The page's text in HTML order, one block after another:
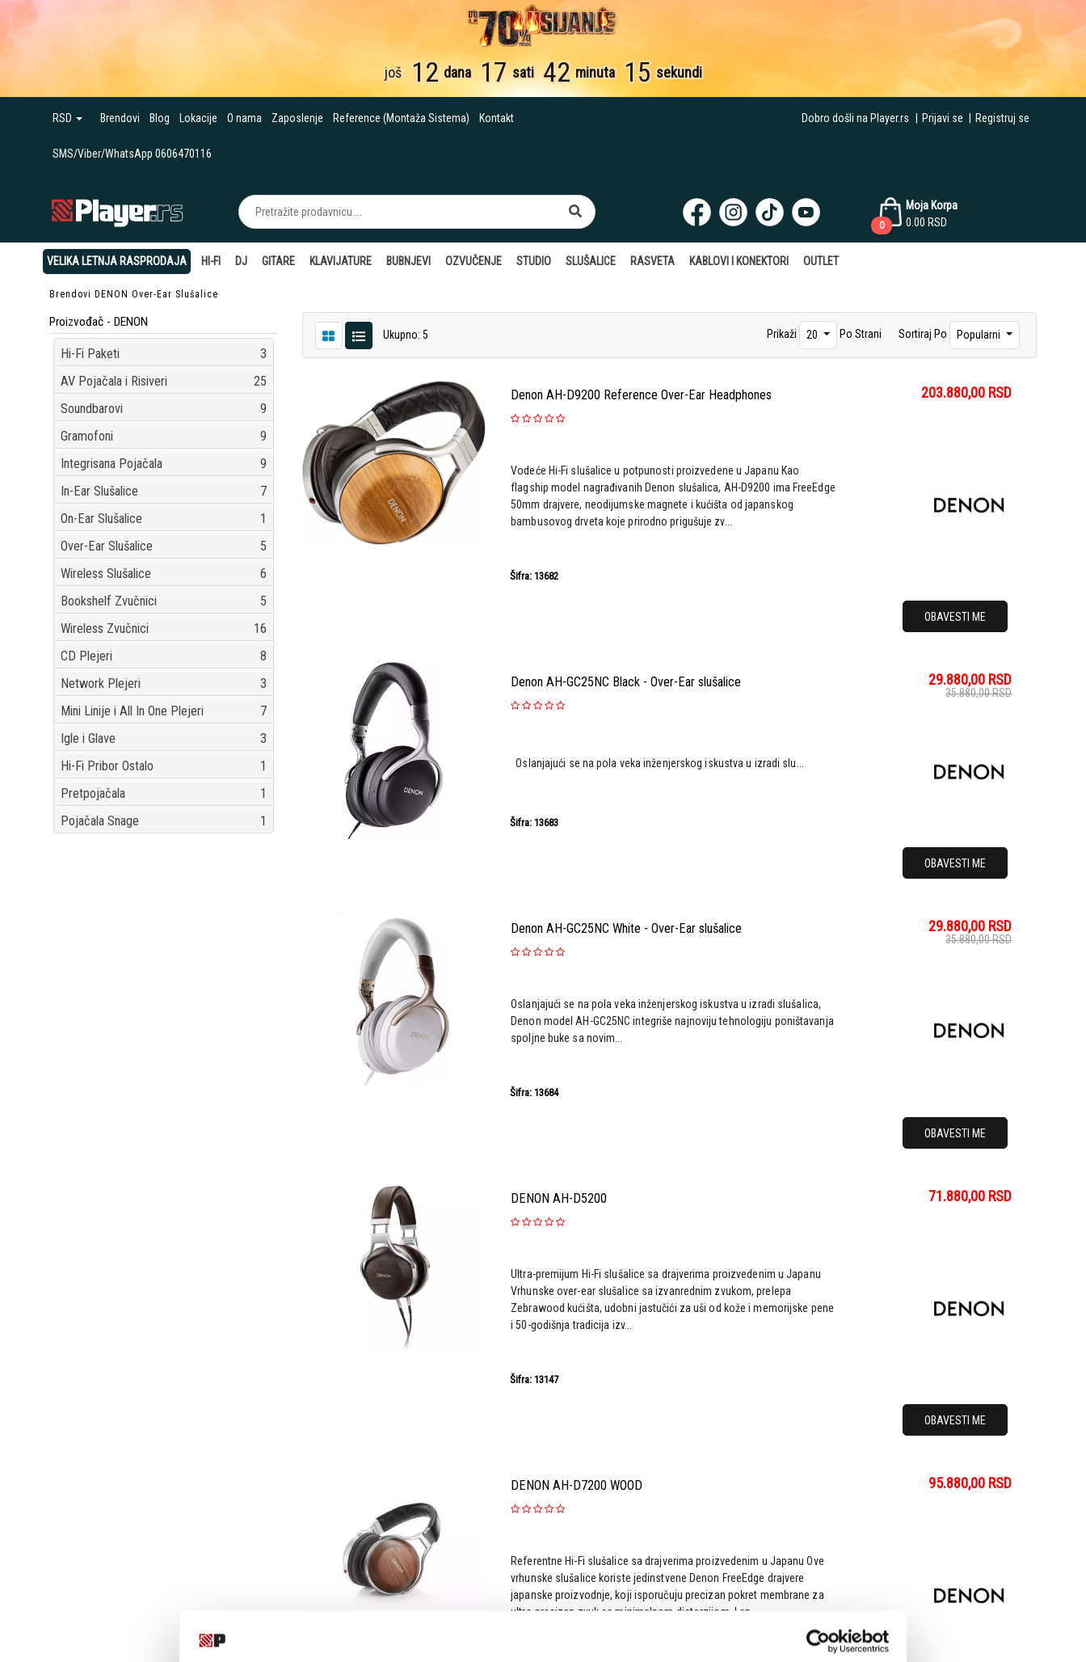
još 12 dana 17 sati 42 minuta 14 sekundi
RSD Brendovi Blog Lokacije O nama Zaposlenje Reference (Montaža Sistema) Kontakt
SMS/Viber/WhatsApp 0606470116
Dobro došli na Player.rs Prijavi se Registruj se
Moja Korpa
0.00 RSD
0
VELIKA LETNJA RASPRODAJA HI-FI DJ GITARE KLAVIJATURE BUBNJEVI OZVUČENJE STUDIO SLUŠALICE RASVETA KABLOVI I KONEKTORI OUTLET
Brendovi DENON Over-Ear Slušalice
Proizvođač - DENON
Hi-Fi Paketi
3
AV Pojačala i Risiveri
25
Soundbarovi
9
Gramofoni
9
Integrisana Pojačala
9
In-Ear Slušalice
7
On-Ear Slušalice
1
Over-Ear Slušalice
5
Wireless Slušalice
6
Bookshelf Zvučnici
5
Wireless Zvučnici
16
CD Plejeri
8
Network Plejeri
3
Mini Linije i All In One Plejeri
7
Igle i Glave
3
Hi-Fi Pribor Ostalo
1
Pretpojačala
1
Pojačala Snage
1
Ukupno: 5 Prikaži 20 Po Strani Sortiraj Po Popularni
Denon AH-D9200 Reference Over-Ear Headphones 203.880,00 RSD
Vodeće Hi-Fi slušalice u potpunosti proizvedene u Japanu Kao
flagship model nagrađivanih Denon slušalica, AH-D9200 ima FreeEdge
50mm drajvere, neodijumske magnete i kućišta od japanskog
bambusovog drveta koje prirodno prigušuje zv...
Šifra: 13682
OBAVESTI ME
Denon AH-GC25NC Black - Over-Ear slušalice 29.880,00 RSD
35.880,00RSD
Oslanjajući se na pola veka inženjerskog iskustva u izradi slu...
Šifra: 13683
OBAVESTI ME
Denon AH-GC25NC White - Over-Ear slušalice 29.880,00 RSD
35.880,00RSD
Oslanjajući se na pola veka inženjerskog iskustva u izradi slušalica,
Denon model AH-GC25NC integriše najnoviju tehnologiju poništavanja
spoljne buke sa novim...
Šifra: 13684
OBAVESTI ME
DENON AH-D5200 71.880,00 RSD
Ultra-premijum Hi-Fi slušalice sa drajverima proizvedenim u Japanu
Vrhunske over-ear slušalice sa izvanrednim zvukom, prelepa
Zebrawood kućišta, udobni jastučići za uši od kože i memorijske pene
i 50-godišnja tradicija izv...
Šifra: 13147
OBAVESTI ME
DENON AH-D7200 WOOD 95.880,00 RSD
Referentne Hi-Fi slušalice sa drajverima proizvedenim u Japanu Ove
vrhunske slušalice koriste jedinstvene Denon FreeEdge drajvere
japanske proizvodnje, koji isporučuju precizan pokret membrane za
ultra-precizan zvuk sa minimalnom distorzijom. Lep...